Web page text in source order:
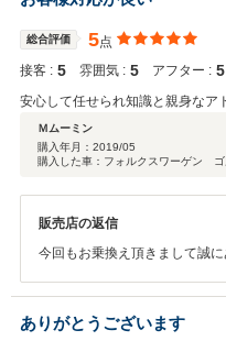
総合評価 5点
接客 : 5 雰囲気 : 5 アフター : 5
安心して任せられ知識と親身なア
Ｍムーミン
購入年月： 2019/05
購入した車：フォルクスワーゲン
販売店の返信
今回もお乗換え頂きまして誠
く宜しくお願い申し上げます。
ありがとうございます